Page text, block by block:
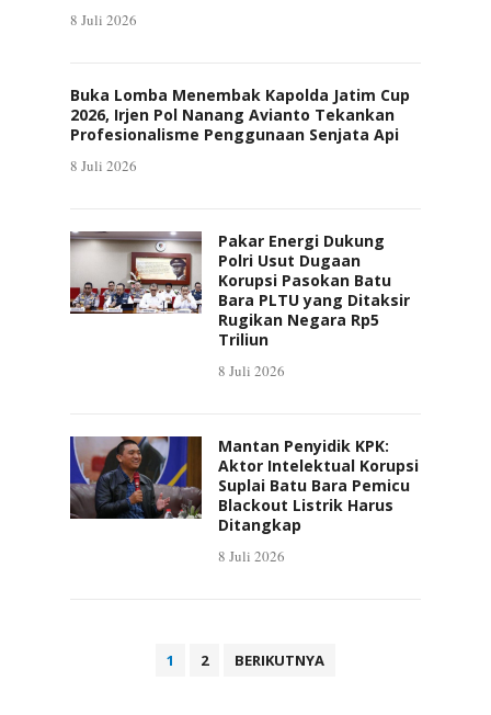
8 Juli 2026
Buka Lomba Menembak Kapolda Jatim Cup
2026, Irjen Pol Nanang Avianto Tekankan
Profesionalisme Penggunaan Senjata Api
8 Juli 2026
Pakar Energi Dukung
Polri Usut Dugaan
Korupsi Pasokan Batu
Bara PLTU yang Ditaksir
Rugikan Negara Rp5
Triliun
8 Juli 2026
Mantan Penyidik KPK:
Aktor Intelektual Korupsi
Suplai Batu Bara Pemicu
Blackout Listrik Harus
Ditangkap
8 Juli 2026
1 2 BERIKUTNYA